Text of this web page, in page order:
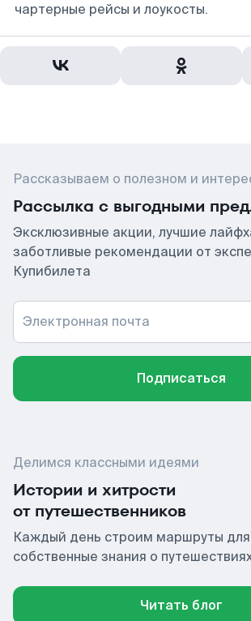
чартерные рейсы и лоукосты.
Рассказываем о полезном и
Рассылка с выгодными
Эксклюзивные акции, лучшие
заботливые рекомендации от
Купибилета
Электронная почта
Подписаться
Делимся классными идеями
Истории и хитрости
от путешественников
Каждый день строим маршруты для
собственные знания о
Читать блог